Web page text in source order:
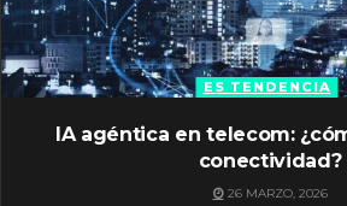
ES TENDENCIA
IA agéntica en telecom:
conectividad?
26 MARZO, 2026